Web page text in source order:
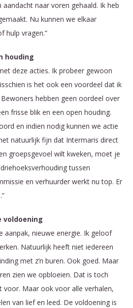
naar voren gehaald. Ik heb
Nu kunnen we elkaar
hulp vragen.”
houding
deze acties. Ik probeer gewoon
is het ook een voordeel dat ik
hebben geen oordeel over
frisse blik en een open houding.
en indien nodig kunnen we actie
natuurlijk fijn dat Intermaris direct
groepsgevoel wilt kweken, moet je
tussen
en verhuurder werkt nu top. Er
voldoening
aanpak, nieuwe energie. Ik geloof
Natuurlijk heeft niet iedereen
met z’n buren. Ook goed. Maar
zien we opbloeien. Dat is toch
voor. Maar ook voor alle verhalen,
van lief en leed. De voldoening is